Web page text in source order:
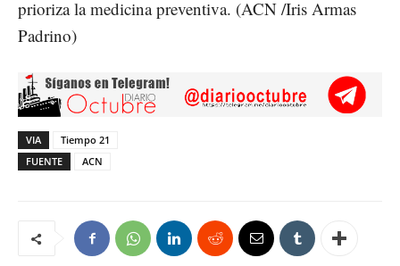
prioriza la medicina preventiva. (ACN /Iris Armas
Padrino)
VIA
Tiempo 21
FUENTE
ACN